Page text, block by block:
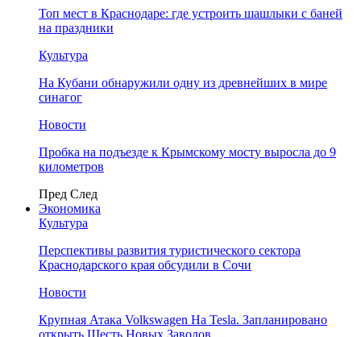
Топ мест в Краснодаре: где устроить шашлыки с баней
на праздники
Культура
На Кубани обнаружили одну из древнейших в мире
синагог
Новости
Пробка на подъезде к Крымскому мосту выросла до 9
километров
Пред След
Экономика
Культура
Перспективы развития туристического сектора
Краснодарского края обсудили в Сочи
Новости
Крупная Атака Volkswagen На Tesla. Запланировано
открыть Шесть Новых Заводов